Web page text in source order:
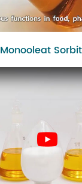
Monooleat